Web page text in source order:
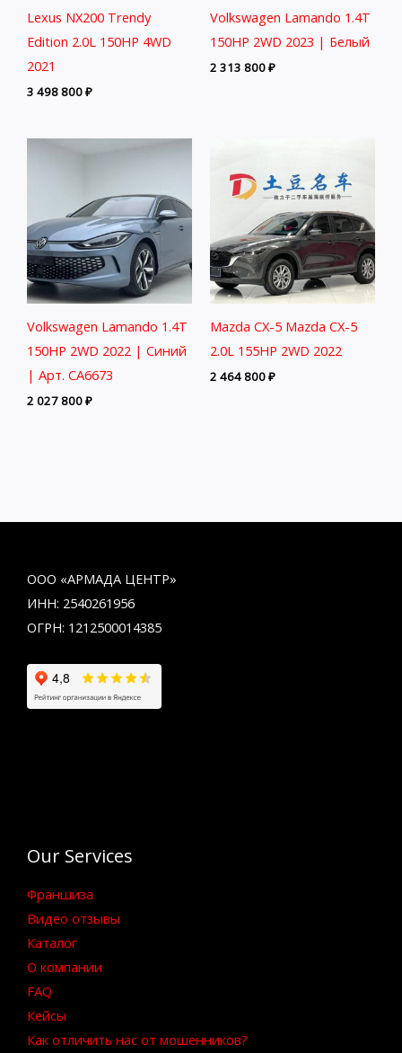
Lexus NX200 Trendy
Edition 2.0L 150HP 4WD
2021
3 498 800₽
Volkswagen Lamando 1.4T
150HP 2WD 2023 | Белый
2 313 800₽
Volkswagen Lamando 1.4T
150HP 2WD 2022 | Синий
| Арт. CA6673
2 027 800₽
Mazda CX-5 Mazda CX-5
2.0L 155HP 2WD 2022
2 464 800₽
ООО «АРМАДА ЦЕНТР»
ИНН: 2540261956
ОГРН: 1212500014385
Our Services
Франшиза
Видео отзывы
Каталог
О компании
FAQ
Кейсы
Как отличить нас от мошенников?